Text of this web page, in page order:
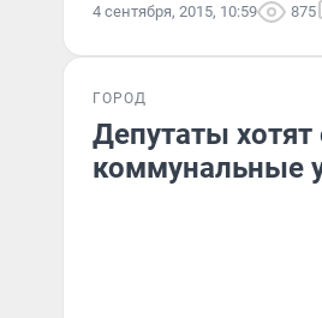
4 сентября, 2015, 10:59 875
ГОРОД
Депутаты хотят
коммунальные